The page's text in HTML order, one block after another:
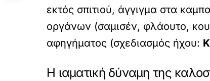
εκτός σπιτιού, άγγιγμα στα
οργάνων (σαμισέν, φλάουτο,
αφηγήματος (σχεδιασμός ήχου:
Η ιαματική δύναμη της